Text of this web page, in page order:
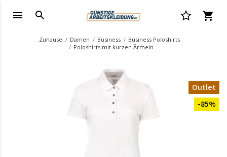
Zuhause Damen Business
Business Poloshirts
Poloshirts mit kurzen Ärmeln
Outlet
-85%